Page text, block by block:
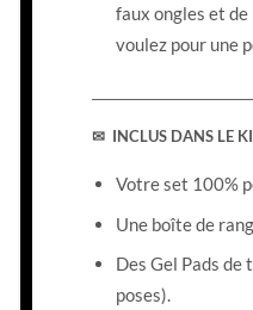
faux ongles et
voulez pour une
✉ INCLUS DANS LE
Votre set 100%
Une boîte de
Des Gel Pads
poses).